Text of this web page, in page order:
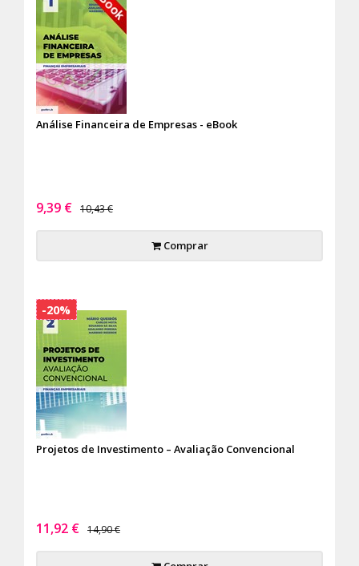
Análise Financeira de Empresas - eBook
9,39 € 10,43 €
Comprar
Projetos de Investimento – Avaliação Convencional
11,92 € 14,90 €
-20%